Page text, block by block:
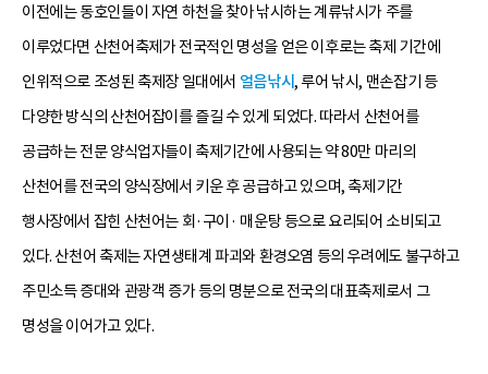
이전에는 동호인들이 자연 하천을 찾아 낚시하는 계류낚시가 주를
이루었다면 산천어축제가 전국적인 명성을 얻은 이후로는 축제 기간에
인위적으로 조성된 축제장 일대에서 얼음낚시, 루어 낚시, 맨손잡기 등
다양한 방식의 산천어잡이를 즐길 수 있게 되었다. 따라서 산천어를
공급하는 전문 양식업자들이 축제기간에 사용되는 약 80만 마리의
산천어를 전국의 양식장에서 키운 후 공급하고 있으며, 축제기간
행사장에서 잡힌 산천어는 회·구이· 매운탕 등으로 요리되어 소비되고
있다. 산천어 축제는 자연생태계 파괴와 환경오염 등의 우려에도 불구하고
주민소득 증대와 관광객 증가 등의 명분으로 전국의 대표축제로서 그
명성을 이어가고 있다.